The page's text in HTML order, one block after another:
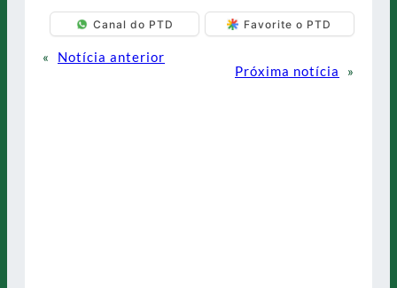
Canal do PTD Favorite o PTD
«
Notícia anterior
Próxima notícia
»